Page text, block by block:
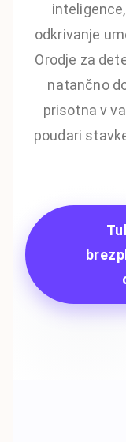
odkrivanje
Orodje za
natančno
prisotna v
poudari